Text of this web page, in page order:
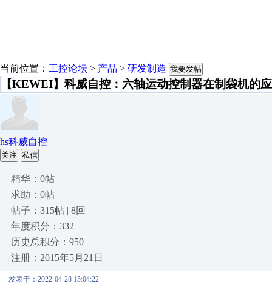
当前位置： 工控论坛 > 产品 > 研发制造 我要发帖
【KEWEI】科威自控：六轴运动控制器在制袋机的
hs科威自控
关注 私信
精华：0帖
求助：0帖
帖子：315帖 | 8回
年度积分：332
历史总积分：950
注册：2015年5月21日
发表于：2022-04-28 15:04:22